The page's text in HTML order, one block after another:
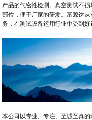
产品的气密性检测。真空测试不
部位，便于厂家的研发。富源达
务，在测试设备运用行业中受到好
本公司以专业、专注、至诚至真